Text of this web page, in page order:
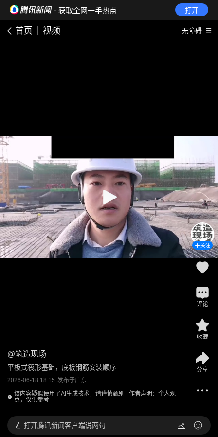
· 获取全网一手热点 打开
首页 视频 无障碍
@筑造现场
平板式筏形基础，底板钢筋安装顺序
2026-06-18 18:15 发布于广东
该内容疑似使用了AI生成技术，请谨慎甄别 | 作者声明：个人观
点，仅供参考
关注
评论
收藏
分享
打开腾讯新闻客户端说两句